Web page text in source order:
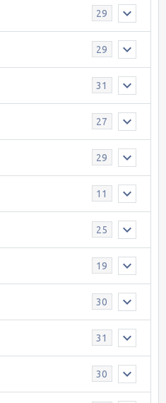
29
29
31
27
29
11
25
19
30
31
30